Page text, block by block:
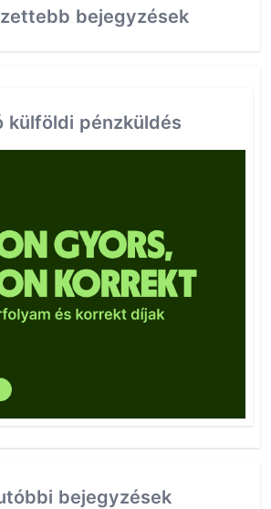
bejegyzések
külföldi pénzküldés
bejegyzések